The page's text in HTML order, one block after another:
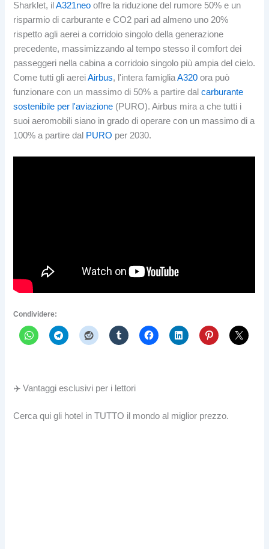
Sharklet, ilA321neo offre la riduzione del rumore 50% e un
risparmio di carburante e CO2 pari ad almeno uno 20%
rispetto agli aerei a corridoio singolo della generazione
precedente, massimizzando al tempo stesso il comfort dei
passeggeri nella cabina a corridoio singolo più ampia del cielo.
Come tutti gli aereiAirbus, l'intera famigliaA320 ora può
funzionare con un massimo di 50% a partire dalcarburante
sostenibile per l'aviazione (PURO). Airbus mira a che tutti i
suoi aeromobili siano in grado di operare con un massimo di a
100% a partire dal PURO per 2030.
Condividere:
✈️ Vantaggi esclusivi per i lettori
Cerca qui gli hotel in TUTTO il mondo al miglior prezzo.